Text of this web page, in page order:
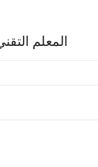
المعلم